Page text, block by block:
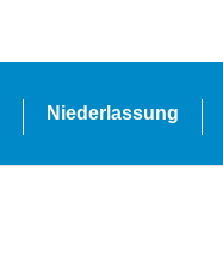
Niederlassung